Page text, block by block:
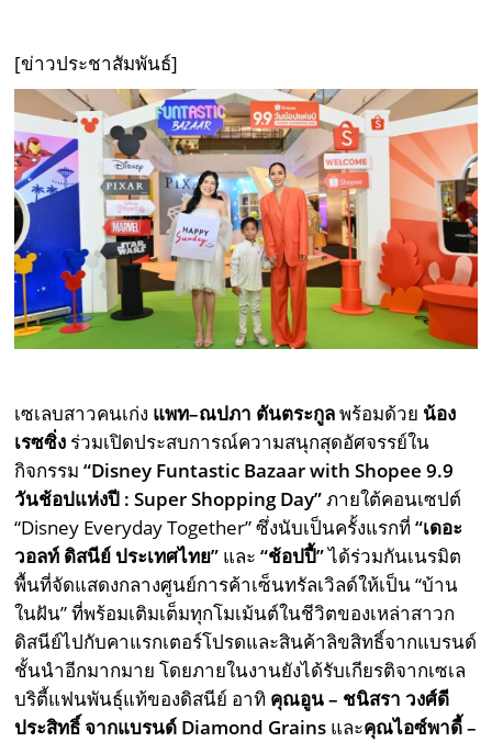
[ข่าวประชาสัมพันธ์]
เซเลบสาวคนเก่ง แพท–ณปภา ตันตระกูลพร้อมด้วย น้อง
เรซซิ่ง ร่วมเปิดประสบการณ์ความสนุกสุดอัศจรรย์ใน
กิจกรรม“Disney Funtastic Bazaar with Shopee 9.9
วันช้อปแห่งปี : Super Shopping Day”ภายใต้คอนเซปต์
“Disney Everyday Together” ซึ่งนับเป็นครั้งแรกที่“เดอะ
วอลท์ ดิสนีย์ ประเทศไทย” และ“ช้อปปี้”ได้ร่วมกันเนรมิต
พื้นที่จัดแสดงกลางศูนย์การค้าเซ็นทรัลเวิลด์ให้เป็น “บ้าน
ในฝัน” ที่พร้อมเติมเต็มทุกโมเม้นต์ในชีวิตของเหล่าสาวก
ดิสนีย์ไปกับคาแรกเตอร์โปรดและสินค้าลิขสิทธิ์จากแบรนด์
ชั้นนำอีกมากมาย โดยภายในงานยังได้รับเกียรติจากเซเล
บริตี้แฟนพันธุ์แท้ของดิสนีย์ อาทิ คุณอูน– ชนิสรา วงศ์ดี
ประสิทธิ์ จากแบรนด์ Diamond Grains และคุณไอซ์พาดี้–